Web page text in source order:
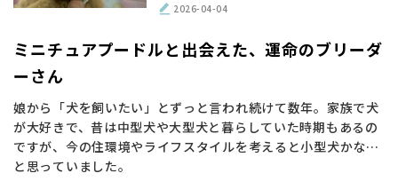
2026-04-04
ミニチュアプードルと出会えた、運命のブリーダ
ーさん
娘から「犬を飼いたい」とずっと言われ続けて数年。家族で犬
が大好きで、昔は中型犬や大型犬と暮らしていた時期もあるの
ですが、今の住環境やライフスタイルを考えると小型犬かな…
と思っていました。